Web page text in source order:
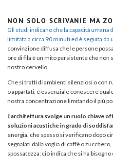
NON SOLO SCRIVANIE MA
Gli studi indicano che la capacità
limitata a circa 90 minuti ed è seguita da
convinzione diffusa che le persone
ore di fila è un mito persistente che non
nostro cervello.
Che si tratti di ambienti silenziosi o con
o appartati, è essenziale conoscere
nostra concentrazione limitando il più
L’architettura svolge un ruolo chiave
soluzioni acustiche in grado di
energia, che spesso si verificano dopo
segnalati dalla voglia di caffè o
spossatezza; ciò indica che si ha bisogno